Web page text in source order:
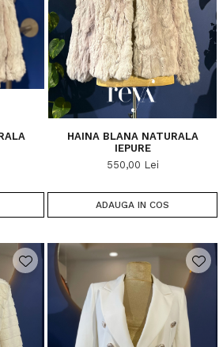
HAINA BLANA NATURALA
IEPURE
550,00 Lei
ADAUGA IN COS